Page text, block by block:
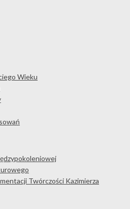
Wieku
Twórczości Kazimierza